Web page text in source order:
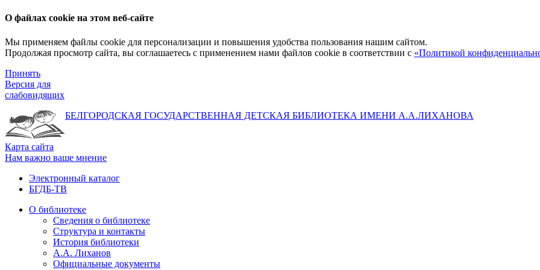
О файлах cookie на этом веб-сайте
Мы применяем файлы cookie для персонализации и повышения удобства пользования нашим сайтом.
Продолжая просмотр сайта, вы соглашаетесь с применением нами файлов cookie в соответствии с «Политикой
Принять
Версия для
слабовидящих
БЕЛГОРОДСКАЯ ГОСУДАРСТВЕННАЯ ДЕТСКАЯ БИБЛИОТЕКА ИМЕНИ А.А.ЛИХАНОВА
Карта сайта
Нам важно ваше мнение
Электронный каталог
БГДБ-ТВ
О библиотеке
Сведения о библиотеке
Структура и контакты
История библиотеки
А.А. Лиханов
Официальные документы